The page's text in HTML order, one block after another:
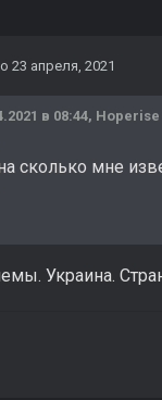
23 апреля, 2021
в 08:44, Hoperise
сколько мне
Украина.